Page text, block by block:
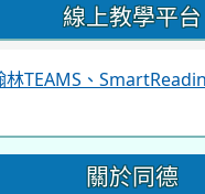
線上教學平台
林TEAMS、
關於同德